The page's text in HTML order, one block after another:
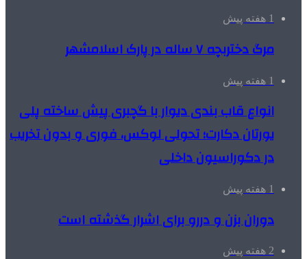
1 هفته پیش
مرگ دختربچه ۷ ساله در پارک اسلامشهر
1 هفته پیش
انواع قاب بندی دیوار با گچبری پیش ساخته پلی
یورتان دکارت؛ تحولی لوکس، فوری و بدون تخریب
در دکوراسیون داخلی
1 هفته پیش
دوران بزن و دررو برای اشرار گذشته است
2 هفته پیش